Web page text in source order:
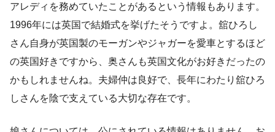
アレディを務めていたことがあるという情報もあります。
1996年には英国で結婚式を挙げたそうですよ。舘ひろし
さん自身が英国製のモーガンやジャガーを愛車とするほど
の英国好きですから、奥さんも英国文化がお好きだったの
かもしれませんね。夫婦仲は良好で、長年にわたり舘ひろ
しさんを陰で支えている大切な存在です。